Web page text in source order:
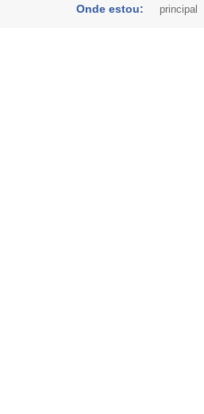
Onde estou: principal